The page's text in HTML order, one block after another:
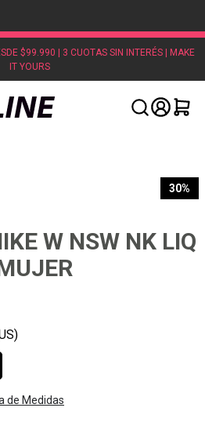
$99.990 | 3 CUOTAS SIN INTERÉS | MAKE
IT YOURS
30%
W NSW NK LIQ
de Medidas